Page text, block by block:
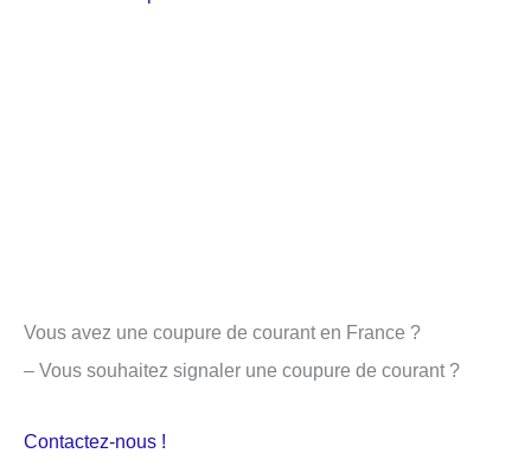
Vous avez une coupure de courant en France ?
– Vous souhaitez signaler une coupure de courant ?
Contactez-nous !